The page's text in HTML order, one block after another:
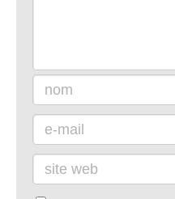
nom
e-mail
site web